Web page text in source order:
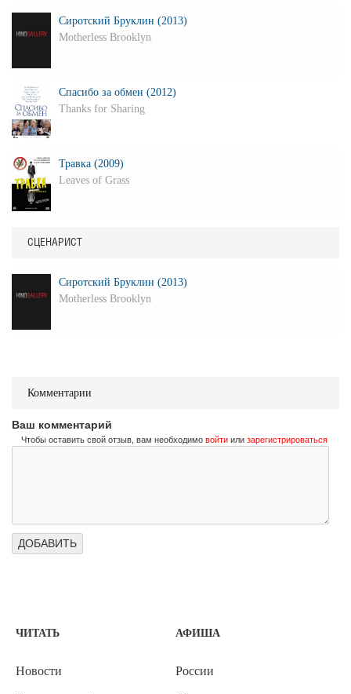
Сиротский Бруклин (2013)
Motherless Brooklyn
Спасибо за обмен (2012)
Thanks for Sharing
Травка (2009)
Leaves of Grass
СЦЕНАРИСТ
Сиротский Бруклин (2013)
Motherless Brooklyn
Комментарии
Ваш комментарий
Чтобы оставить свой отзыв, вам необходимо войти или зарегистрироваться
ЧИТАТЬ
Новости
АФИША
России